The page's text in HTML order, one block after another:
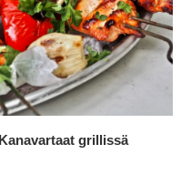
Kanavartaat grillissä